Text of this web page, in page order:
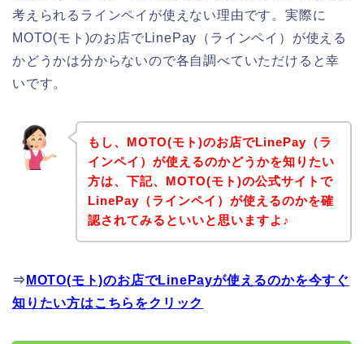
考えられるラインペイが使えない理由です。実際に
MOTO(モト)のお店でLinePay（ラインペイ）が使える
かどうかは分からないので各自調べていただけると幸
いです。
もし、MOTO(モト)のお店でLinePay（ラ
インペイ）が使えるのかどうかを知りたい
方は、下記、MOTO(モト)の公式サイトで
LinePay（ラインペイ）が使えるのかを確
認されてみるといいと思いますよ♪
⇒ MOTO(モト)のお店でLinePayが使えるのかを今すぐ
知りたい方はこちらをクリック